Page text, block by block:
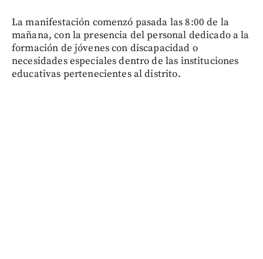
La manifestación comenzó pasada las 8:00 de la
mañana, con la presencia del personal dedicado a la
formación de jóvenes con discapacidad o
necesidades especiales dentro de las instituciones
educativas pertenecientes al distrito.